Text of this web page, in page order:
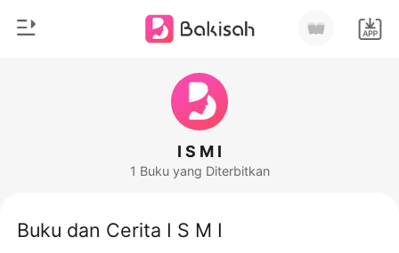
Romantis
I S M I
1 Buku yang Diterbitkan
Buku dan Cerita I S M I